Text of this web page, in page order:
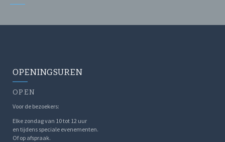
OPENINGSUREN
OPEN
Voor de bezoekers:
Elke zondag van 10 tot 12 uur
en tijdens speciale evenementen.
Of op afspraak.